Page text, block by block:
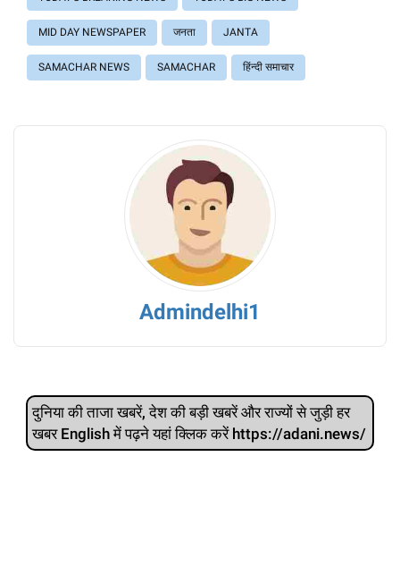
MID DAY NEWSPAPER जनता JANTA
SAMACHAR NEWS SAMACHAR हिंन्दी समाचार
Admindelhi1
दुनिया की ताजा खबरें, देश की बड़ी खबरें और राज्‍यों से जुड़ी हर
खबर English में पढ़ने यहां क्लिक करें https://adani.news/